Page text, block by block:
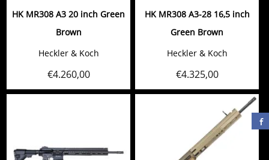
HK MR308 A3 20 inch Green
Brown
Heckler & Koch
€4.260,00
HK MR308 A3-28 16,5 inch
Green Brown
Heckler & Koch
€4.325,00